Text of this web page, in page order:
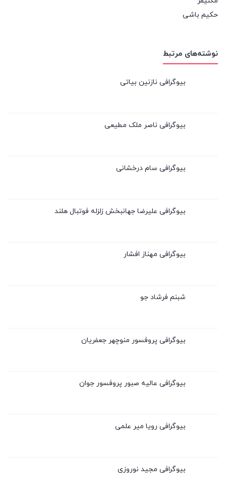
حکیم باشی
نوشته‌های مرتبط
بیوگرافی نازنین بیاتی
بیوگرافی ناصر ملک مطیعی
بیوگرافی سام درخشانی
بیوگرافی علیرضا جهانبخش زلزله فوتبال هلند
بیوگرافی مهناز افشار
شبنم فرشاد جو
بیوگرافی پروفسور منوچهر جعفریان
بیوگرافی عالیه صبور پروفسور جوان
بیوگرافی رویا میر علمی
بیوگرافی مجید نوروزی